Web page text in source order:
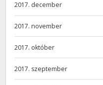
2017. december
2017. november
2017. október
2017. szeptember